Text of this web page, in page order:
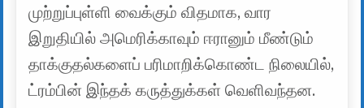
முற்றுப்புள்ளி வைக்கும் விதமாக, வார
இறுதியில் அமெரிக்காவும் ஈரானும் மீண்டும்
தாக்குதல்களைப் பரிமாறிக்கொண்ட நிலையில்,
ட்ரம்பின் இந்தக் கருத்துக்கள் வெளிவந்தன.